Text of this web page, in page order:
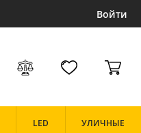
Войти
LED УЛИЧНЫЕ